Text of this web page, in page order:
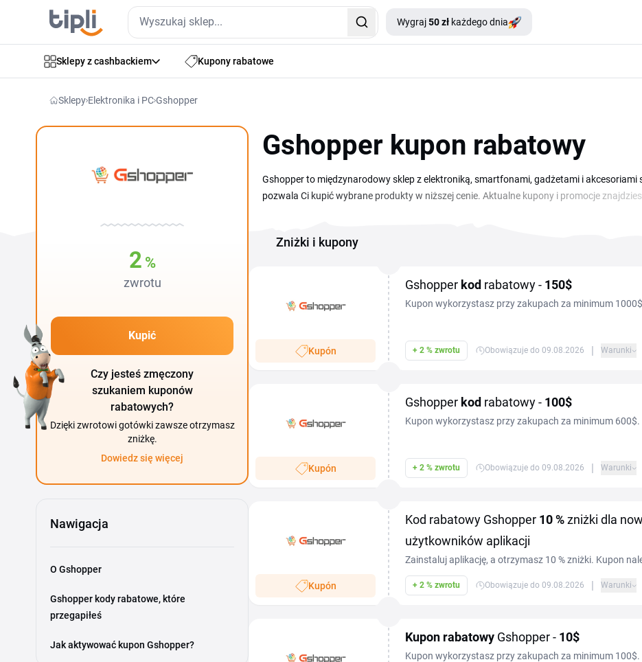
Wygraj50 zł każdego dnia
Sklepy z cashbackiem Kupony rabatowe
Sklepy Elektronika i PCGshopper
2 %
zwrotu
Kupić
Czy jesteś zmęczony
szukaniem kuponów
rabatowych?
Dzięki zwrotowi gotówki zawsze otrzymasz
zniżkę.
Dowiedz się więcej
Nawigacja
O Gshopper
Gshopper kody rabatowe, które
przegapiłeś
Jak aktywować kupon Gshopper?
Gshopper kupon rabatowy
Gshopper to międzynarodowy sklep z elektroniką, smartfonami, gadżetami i
pozwala Ci kupić wybrane produkty w niższej cenie. Aktualne kupony i promocje
zaoszczędzisz dodatkowo, a po wejściu do sklepu z tej strony otrzymasz dostęp do
Zniżki i kupony
Kupón
Gshopper kod rabatowy - 150$
Kupon wykorzystasz przy zakupach za minimum
+ 2 % zwrotu Obowiązuje do 09.08.2026 | Warunki
Kupón
Gshopper kod rabatowy - 100$
Kupon wykorzystasz przy zakupach za minimum 600$.
+ 2 % zwrotu Obowiązuje do 09.08.2026 | Warunki
Kupón
Kod rabatowy Gshopper 10 %zniżki dla
użytkowników aplikacji
Zainstaluj aplikację, a otrzymasz 10 % zniżki. Kupon
koszyku sklepu.
+ 2 % zwrotu Obowiązuje do 09.08.2026 | Warunki
Kupon rabatowy Gshopper - 10$
Kupon wykorzystasz przy zakupach za minimum 100$.